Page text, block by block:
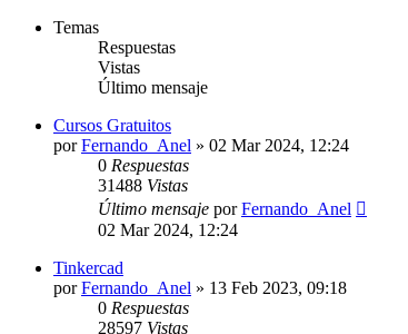
Temas
Respuestas
Vistas
Último mensaje
Cursos Gratuitos
porFernando_Anel » 02 Mar 2024, 12:24
0 Respuestas
31488 Vistas
Último mensaje porFernando_Anel
02 Mar 2024, 12:24
Tinkercad
porFernando_Anel » 13 Feb 2023, 09:18
0 Respuestas
28597 Vistas